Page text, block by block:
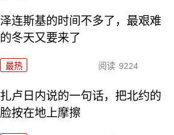
泽连斯基的时间不多了，最艰难
的冬天又要来了
最热 阅读 9224
扎卢日内说的一句话，把北约的
脸按在地上摩擦